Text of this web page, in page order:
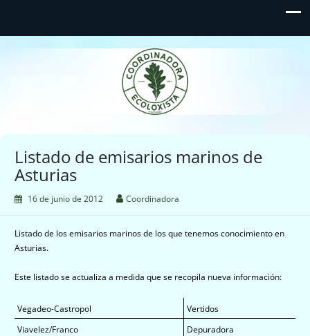
Coordinadora Ecoloxista
d'Asturies
Listado de emisarios marinos de
Asturias
16 de junio de 2012 Coordinadora
Listado de los emisarios marinos de los que tenemos conocimiento en
Asturias.
Este listado se actualiza a medida que se recopila nueva información:
Vegadeo-Castropol
Vertidos
Viavelez/Franco
Depuradora